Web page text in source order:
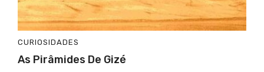
CURIOSIDADES
As Pirâmides De Gizé